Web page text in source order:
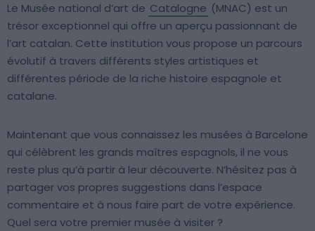
Le Musée national d’art de Catalogne (MNAC) est un
trésor exceptionnel qui offre un aperçu passionnant de
l’art catalan. Cette institution vous propose un parcours
évolutif à travers différents styles artistiques et
différentes période de la riche histoire espagnole et
catalane.
Maintenant que vous connaissez les musées à Barcelone
qui célèbrent les grands maîtres espagnols, il ne vous
reste plus qu’à partir à leur découverte. N’hésitez pas à
partager vos propres suggestions dans l’espace
commentaire et à nous faire part de votre expérience.
Quel sera votre premier musée à visiter ?